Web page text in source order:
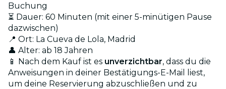
Buchung
⏳ Dauer: 60 Minuten (mit einer 5-minütigen Pause
dazwischen)
📍 Ort: La Cueva de Lola, Madrid
👤 Alter: ab 18 Jahren
📱 Nach dem Kauf ist es unverzichtbar, dass du die
Anweisungen in deiner Bestätigungs-E-Mail liest,
um deine Reservierung abzuschließen und zu